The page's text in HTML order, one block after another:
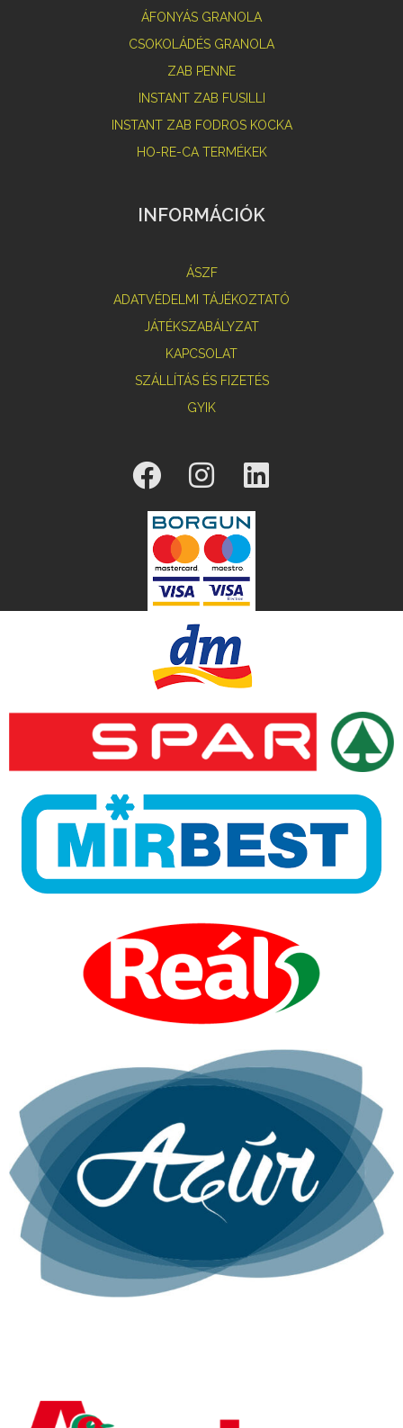
ÁFONYÁS GRANOLA
CSOKOLÁDÉS GRANOLA
ZAB PENNE
INSTANT ZAB FUSILLI
INSTANT ZAB FODROS KOCKA
HO-RE-CA TERMÉKEK
INFORMÁCIÓK
ÁSZF
ADATVÉDELMI TÁJÉKOZTATÓ
JÁTÉKSZABÁLYZAT
KAPCSOLAT
SZÁLLÍTÁS ÉS FIZETÉS
GYIK